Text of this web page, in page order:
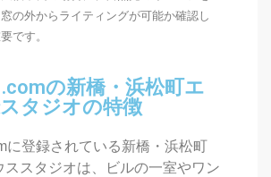
の外からライティングが可能か確認し
です。
の新橋・浜松町エ
タジオの特徴
に登録されている新橋・浜松町
ススタジオは、ビルの一室やワン